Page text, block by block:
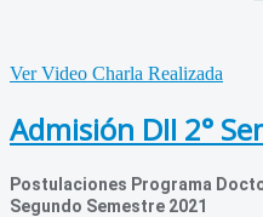
Ver Video Charla Realizada
Admisión DII 2°
Postulaciones Programa
Segundo Semestre 2021